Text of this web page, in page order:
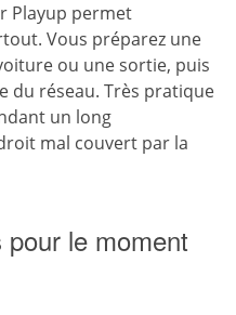
Playup permet
Vous préparez une
ou une sortie, puis
du réseau. Très pratique
un long
mal couvert par la
le moment